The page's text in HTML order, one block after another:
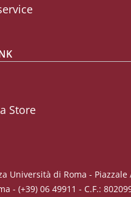
Store
Università di Roma - Piazzale
- (+39) 06 49911 - C.F.: